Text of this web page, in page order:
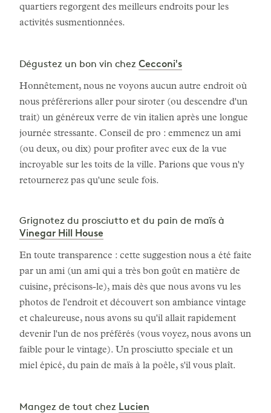
quartiers regorgent des meilleurs endroits pour les
activités susmentionnées.
Dégustez un bon vin chez Cecconi's
Honnêtement, nous ne voyons aucun autre endroit où
nous préférerions aller pour siroter (ou descendre d'un
trait) un généreux verre de vin italien après une longue
journée stressante. Conseil de pro : emmenez un ami
(ou deux, ou dix) pour profiter avec eux de la vue
incroyable sur les toits de la ville. Parions que vous n'y
retournerez pas qu'une seule fois.
Grignotez du prosciutto et du pain de maïs à
Vinegar Hill House
En toute transparence : cette suggestion nous a été faite
par un ami (un ami qui a très bon goût en matière de
cuisine, précisons-le), mais dès que nous avons vu les
photos de l'endroit et découvert son ambiance vintage
et chaleureuse, nous avons su qu'il allait rapidement
devenir l'un de nos préférés (vous voyez, nous avons un
faible pour le vintage). Un prosciutto speciale et un
miel épicé, du pain de maïs à la poêle, s'il vous plaît.
Mangez de tout chez Lucien